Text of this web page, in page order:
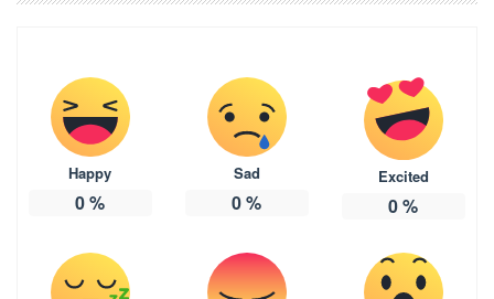
Happy
0%
Sad
0%
Excited
0%